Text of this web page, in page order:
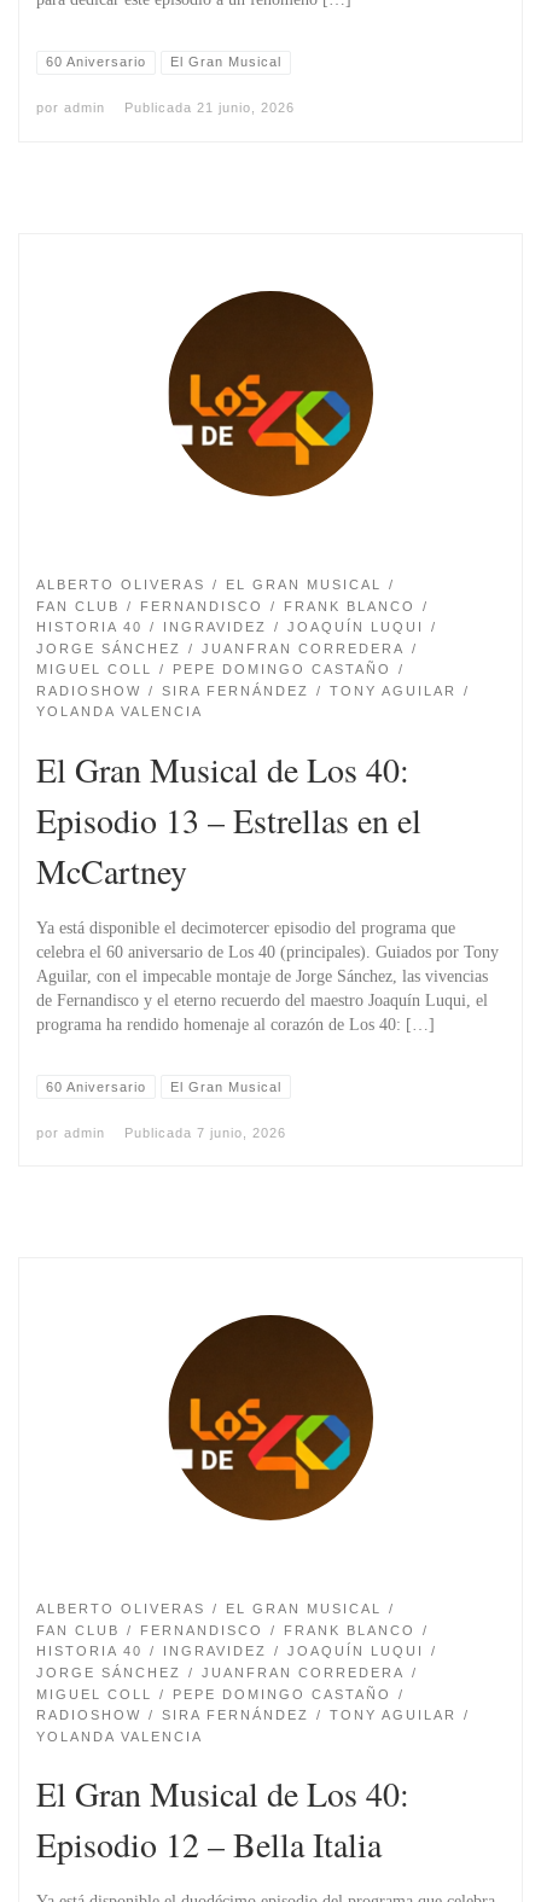
60 Aniversario El Gran Musical
por admin Publicada 21 junio, 2026
ALBERTO OLIVERAS
EL GRAN MUSICAL
FAN CLUB
FERNANDISCO
FRANK BLANCO
HISTORIA 40
INGRAVIDEZ
JOAQUÍN LUQUI
JORGE SÁNCHEZ
JUANFRAN CORREDERA
MIGUEL COLL
PEPE DOMINGO CASTAÑO
RADIOSHOW
SIRA FERNÁNDEZ
TONY AGUILAR
YOLANDA VALENCIA
El Gran Musical de Los 40:
Episodio 13 – Estrellas en el
McCartney
Ya está disponible el decimotercer episodio del programa que
celebra el 60 aniversario de Los 40 (principales). Guiados por Tony
Aguilar, con el impecable montaje de Jorge Sánchez, las vivencias
de Fernandisco y el eterno recuerdo del maestro Joaquín Luqui, el
programa ha rendido homenaje al corazón de Los 40: […]
60 Aniversario El Gran Musical
por admin Publicada 7 junio, 2026
ALBERTO OLIVERAS
EL GRAN MUSICAL
FAN CLUB
FERNANDISCO
FRANK BLANCO
HISTORIA 40
INGRAVIDEZ
JOAQUÍN LUQUI
JORGE SÁNCHEZ
JUANFRAN CORREDERA
MIGUEL COLL
PEPE DOMINGO CASTAÑO
RADIOSHOW
SIRA FERNÁNDEZ
TONY AGUILAR
YOLANDA VALENCIA
El Gran Musical de Los 40:
Episodio 12 – Bella Italia